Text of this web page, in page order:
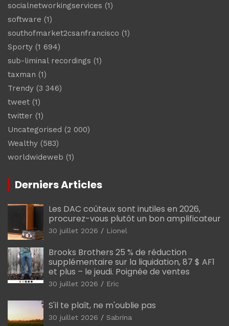
socialnetworkingservices (1)
software (1)
southofmarket2csanfrancisco (1)
Sporty (1 694)
sub-liminal recordings (1)
taxman (1)
Trendy (3 346)
tweet (1)
twitter (1)
Uncategorised (2 000)
Wealthy (583)
worldwideweb (1)
Derniers Articles
Les DAC coûteux sont inutiles en 2026,
procurez-vous plutôt un bon amplificateur
30 juillet 2026 Lionel
Brooks Brothers 25 % de réduction
supplémentaire sur la liquidation, 87 $ AF1
et plus – le jeudi. Poignée de ventes
30 juillet 2026 Eric
S'il te plaît, ne m'oublie pas
30 juillet 2026 Sabrina